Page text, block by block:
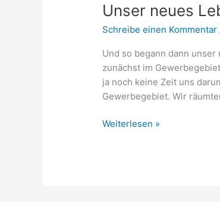
Unser neues
Schreibe einen Kommentar
Und so begann dann
zunächst im
ja noch keine Zeit uns
Gewerbegebiet. Wir
Weiterlesen »